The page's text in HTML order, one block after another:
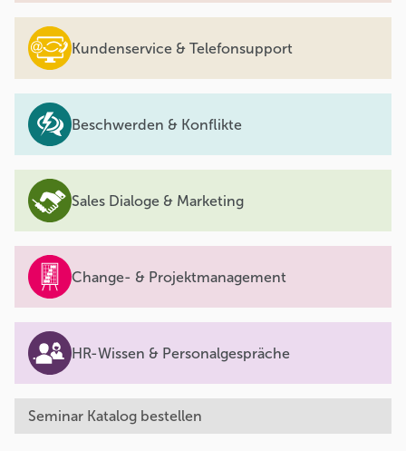
Kundenservice & Telefonsupport
Beschwerden & Konflikte
Sales Dialoge & Marketing
Change- & Projektmanagement
HR-Wissen & Personalgespräche
Seminar Katalog bestellen